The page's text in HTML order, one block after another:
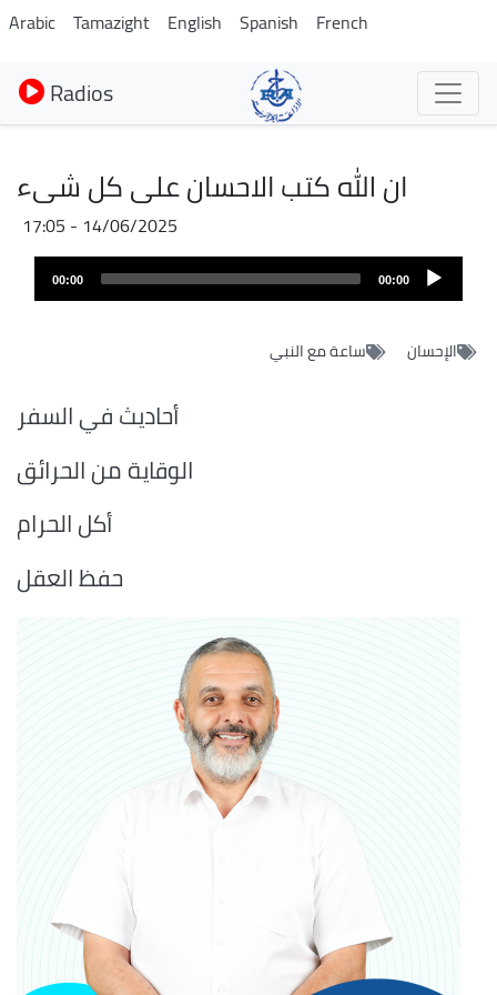
Aller
au
contenu
principal
Arabic Tamazight English Spanish French
Radios
ان الله كتب الاحسان على كل شىء
14/06/2025 - 17:05
00:00
00:00
الإحسان ساعة مع النبي
أحاديث في السفر
الوقاية من الحرائق
أكل الحرام
حفظ العقل